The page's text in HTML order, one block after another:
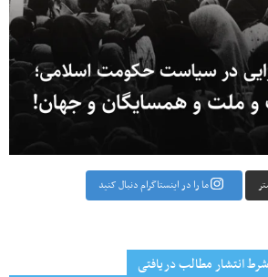
ما را در اینستاگرام دنبال کنید
انتشار مطالب دریافتی